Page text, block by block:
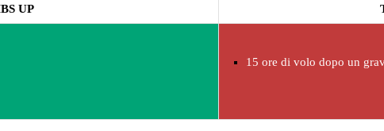
UP
15 ore di volo dopo un